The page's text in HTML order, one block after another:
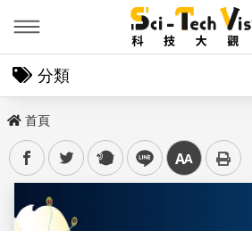
分類
首頁
facebooktwitter plurk line 中